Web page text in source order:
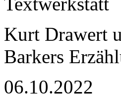
Kurt Drawert
Barkers
06.10.2022